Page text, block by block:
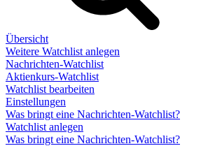
Übersicht
Weitere Watchlist anlegen
Nachrichten-Watchlist
Aktienkurs-Watchlist
Watchlist bearbeiten
Einstellungen
Was bringt eine Nachrichten-Watchlist?
Watchlist anlegen
Was bringt eine Nachrichten-Watchlist?